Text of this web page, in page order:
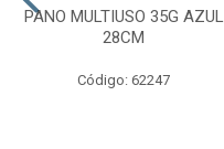
PANO MULTIUSO 35G AZUL
28CM
Código: 62247